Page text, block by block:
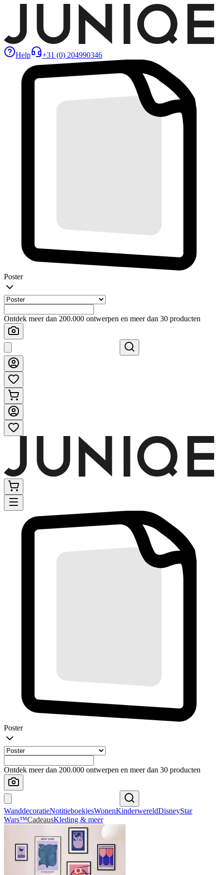
Help +31 (0) 204990346
Poster
Ontdek meer dan 200.000 ontwerpen en meer dan 30 producten
Poster
Ontdek meer dan 200.000 ontwerpen en meer dan 30 producten
WanddecoratieNotitieboekjesWonenKinderwereldDisneyStar
Wars™CadeausKleding & meer